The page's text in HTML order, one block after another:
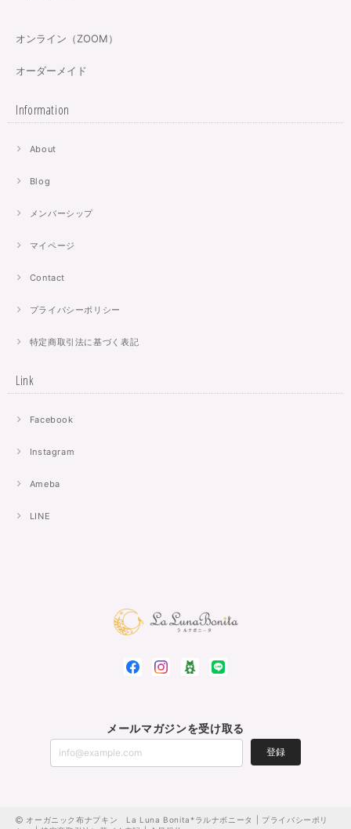
オンライン（ZOOM）
オーダーメイド
Information
About
Blog
メンバーシップ
マイページ
Contact
プライバシーポリシー
特定商取引法に基づく表記
Link
Facebook
Instagram
Ameba
LINE
メールマガジンを受け取る
登録
オーガニック布ナプキン La Luna Bonita*ラルナボニータ | プライバシーポリ